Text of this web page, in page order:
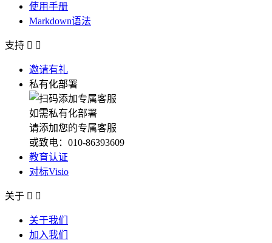
使用手册
Markdown语法
支持  
邀请有礼
私有化部署
如需私有化部署
请添加您的专属客服
或致电：010-86393609
教育认证
对标Visio
关于  
关于我们
加入我们